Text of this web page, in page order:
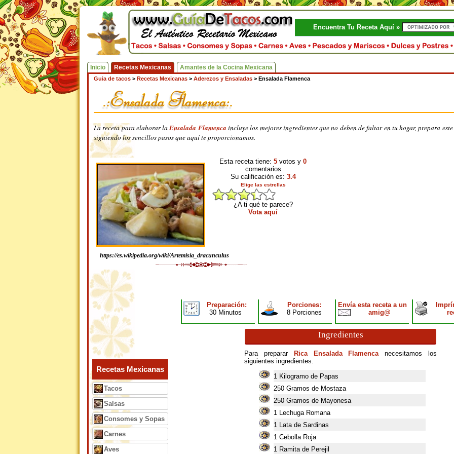
Encuentra Tu Receta Aquí »
Inicio Recetas Mexicanas Amantes de la Cocina Mexicana
Guia de tacos > Recetas Mexicanas > Aderezos y Ensaladas > Ensalada Flamenca
La receta para elaborar laEnsalada Flamenca incluye los mejores ingredientes que no deben de faltar en tu hogar, prepara
siguiendo los sencillos pasos que aquí te proporcionamos.
https://es.wikipedia.org/wiki/Artemisia_dracunculus
Esta receta tiene: 5 votos y 0
comentarios
Su calificación es: 3.4
Elige las estrellas
¿A ti qué te parece?
Vota aquí
Preparación:
30 Minutos
Porciones:
8 Porciones
Envía esta receta a un
amig@
Ingredientes
Para preparar Rica Ensalada Flamencanecesitamos los
siguientes ingredientes.
1 Kilogramo de Papas
250 Gramos de Mostaza
250 Gramos de Mayonesa
1 Lechuga Romana
1 Lata de Sardinas
1 Cebolla Roja
1 Ramita de Perejil
Recetas Mexicanas
Tacos
Salsas
Consomes y Sopas
Carnes
Aves